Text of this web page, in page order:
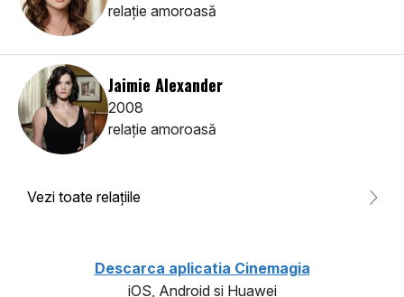
relaţie amoroasă
Jaimie Alexander
2008
relaţie amoroasă
Vezi toate relaţiile
Descarca aplicatia Cinemagia
iOS, Android si Huawei